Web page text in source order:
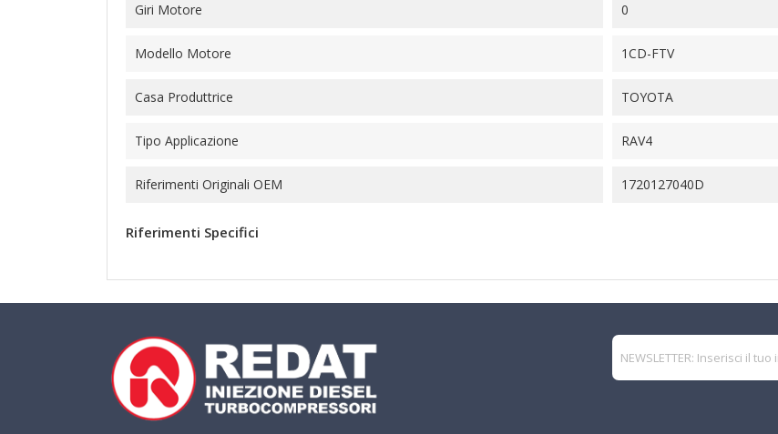
Giri Motore 0
Modello Motore 1CD-FTV
Casa Produttrice TOYOTA
Tipo Applicazione RAV4
Riferimenti Originali OEM 1720127040D
Riferimenti Specifici